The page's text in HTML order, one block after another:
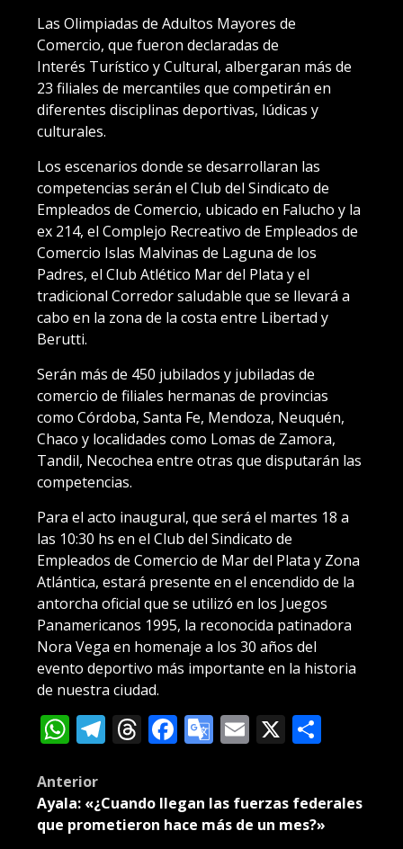
Las Olimpiadas de Adultos Mayores de
Comercio, que fueron declaradas de
Interés Turístico y Cultural, albergaran más de
23 filiales de mercantiles que competirán en
diferentes disciplinas deportivas, lúdicas y
culturales.
Los escenarios donde se desarrollaran las
competencias serán el Club del Sindicato de
Empleados de Comercio, ubicado en Falucho y la
ex 214, el Complejo Recreativo de Empleados de
Comercio Islas Malvinas de Laguna de los
Padres, el Club Atlético Mar del Plata y el
tradicional Corredor saludable que se llevará a
cabo en la zona de la costa entre Libertad y
Berutti.
Serán más de 450 jubilados y jubiladas de
comercio de filiales hermanas de provincias
como Córdoba, Santa Fe, Mendoza, Neuquén,
Chaco y localidades como Lomas de Zamora,
Tandil, Necochea entre otras que disputarán las
competencias.
Para el acto inaugural, que será el martes 18 a
las 10:30 hs en el Club del Sindicato de
Empleados de Comercio de Mar del Plata y Zona
Atlántica, estará presente en el encendido de la
antorcha oficial que se utilizó en los Juegos
Panamericanos 1995, la reconocida patinadora
Nora Vega en homenaje a los 30 años del
evento deportivo más importante en la historia
de nuestra ciudad.
WhatsApp
Telegram
Threads
Facebook
Google
Email
X
Post
navigation
Anterior
Ayala: «¿Cuando llegan las fuerzas federales
que prometieron hace más de un mes?»